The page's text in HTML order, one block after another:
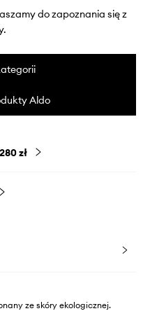
do zapoznania się z
Aldo
280 zł
ze skóry ekologicznej.